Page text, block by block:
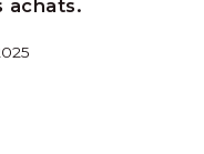
achats.